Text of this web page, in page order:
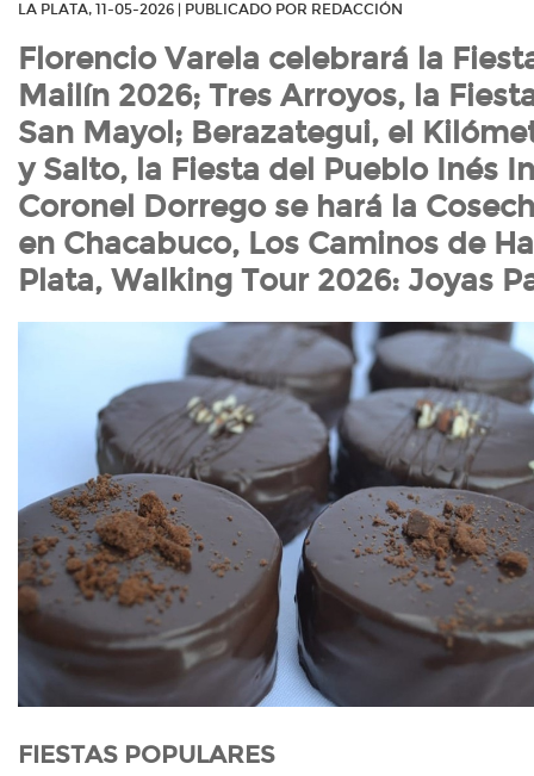
LA PLATA, 11-05-2026 | PUBLICADO POR REDACCIÓN
Florencio Varela celebrará la
Mailín 2026; Tres Arroyos, la
San Mayol; Berazategui, el
y Salto, la Fiesta del Pueblo Inés
Coronel Dorrego se hará la
en Chacabuco, Los Caminos de
Plata, Walking Tour 2026: Joyas
FIESTAS POPULARES